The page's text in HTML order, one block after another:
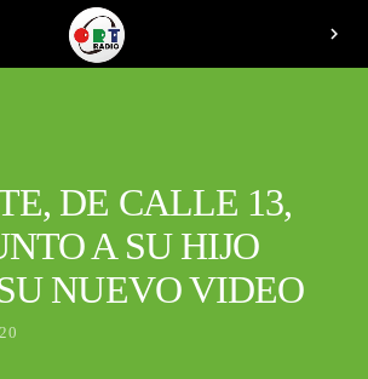
chevron_right
DE CALLE 13,
A SU HIJO
NUEVO VIDEO